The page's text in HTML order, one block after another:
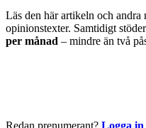
Läs den här artikeln och andra
opinionstexter. Samtidigt
per månad – mindre än två